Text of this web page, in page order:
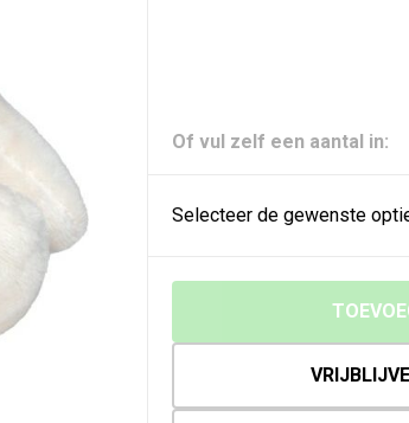
Of vul zelf een aantal in:
Selecteer de gewenste